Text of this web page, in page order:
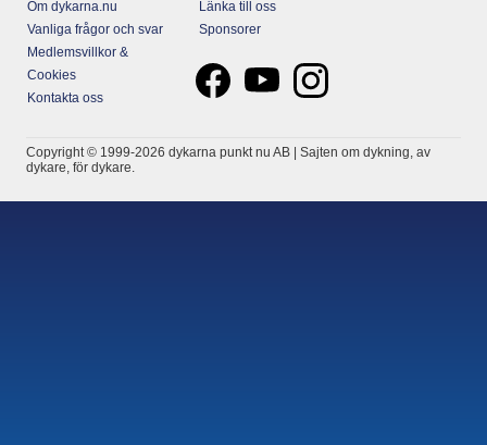
Om dykarna.nu
Vanliga frågor och svar
Medlemsvillkor &
Cookies
Kontakta oss
Länka till oss
Sponsorer
Copyright © 1999-2026 dykarna punkt nu AB | Sajten om dykning, av
dykare, för dykare.